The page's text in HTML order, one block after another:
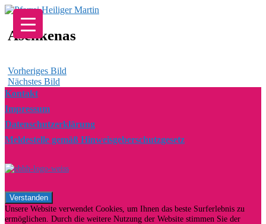
Zum
Inhalt
springen
Aschkenas
Vorheriges Bild
Nächstes Bild
Kontakt
Impressum
Datenschutzerklärung
Meldestelle gemäß Hinweisgeberschutzgesetz
Unsere Website verwendet Cookies, um Ihnen das beste Surferlebnis zu
ermöglichen. Durch die weitere Nutzung der Website stimmen Sie der